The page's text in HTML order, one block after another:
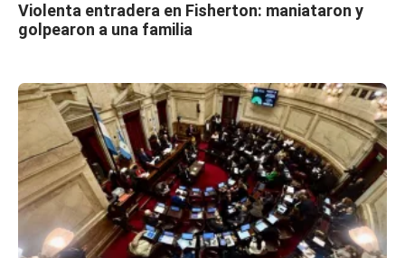
Violenta entradera en Fisherton: maniataron y
golpearon a una familia